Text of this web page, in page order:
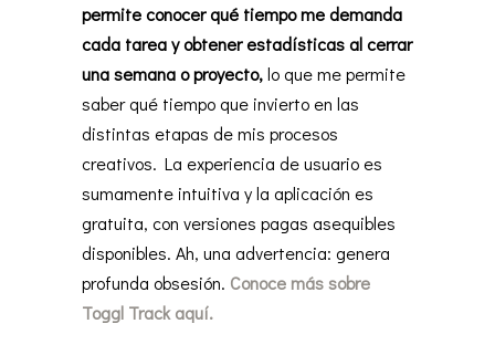
permite conocer qué tiempo me demanda
cada tarea y obtener estadísticas al cerrar
una semana o proyecto,lo que me permite
saber qué tiempo que invierto en las
distintas etapas de mis procesos
creativos. La experiencia de usuario es
sumamente intuitiva y la aplicación es
gratuita, con versiones pagas asequibles
disponibles. Ah, una advertencia: genera
profunda obsesión. Conoce más sobre
Toggl Track aquí.